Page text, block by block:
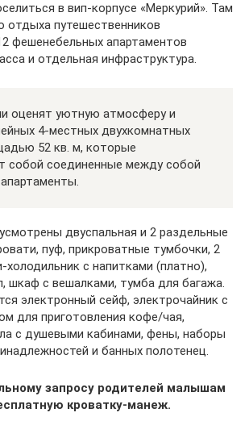
в вип-корпусе «Меркурий». Там
отдыха путешественников
фешенебельных апартаментов
и отдельная инфраструктура.
оценят уютную атмосферу и
4-местных двухкомнатных
52 кв. м, которые
собой соединенные между собой
двуспальная и 2 раздельные
пуф, прикроватные тумбочки, 2
холодильник с напитками (платно),
шкаф с вешалками, тумба для багажа.
электронный сейф, электрочайник с
для приготовления кофе/чая,
с душевыми кабинами, фены, наборы
и банных полотенец.
запросу родителей малышам
кроватку-манеж.